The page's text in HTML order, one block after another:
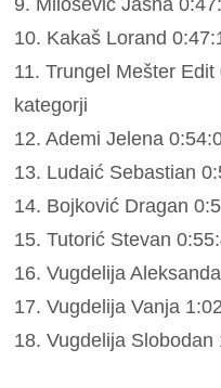
10. Kakaš Lorand
11. Trungel Mešter
kategorji
12. Ademi Jelena
13. Ludaić Sebastian
14. Bojković Dragan
15. Tutorić Stevan
16. Vugdelija
17. Vugdelija Vanja
18. Vugdelija Slobodan